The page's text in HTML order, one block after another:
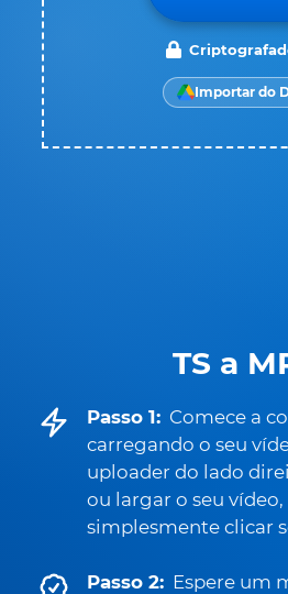
TS a
Passo 1: Comece a
carregando o seu
uploader do lado
ou largar o seu
simplesmente clicar
Passo 2: Espere um
Importar do